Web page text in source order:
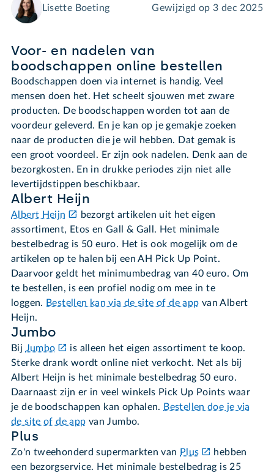
Lisette Boeting Gewijzigd op3 dec 2025
Voor- en nadelen van
boodschappen online bestellen
Boodschappen doen via internet is handig. Veel
mensen doen het. Het scheelt sjouwen met zware
producten. De boodschappen worden tot aan de
voordeur geleverd. En je kan op je gemakje zoeken
naar de producten die je wil hebben. Dat gemak is
een groot voordeel. Er zijn ook nadelen. Denk aan de
bezorgkosten. En in drukke periodes zijn niet alle
levertijdstippen beschikbaar.
Albert Heijn
Albert Heijn
bezorgt artikelen uit het eigen
assortiment, Etos en Gall & Gall. Het minimale
bestelbedrag is 50 euro. Het is ook mogelijk om de
artikelen op te halen bij een AH Pick Up Point.
Daarvoor geldt het minimumbedrag van 40 euro. Om
te bestellen, is een profiel nodig om mee in te
loggen. Bestellen kan via de site of de app van Albert
Heijn.
Jumbo
Bij Jumbo
is alleen het eigen assortiment te koop.
Sterke drank wordt online niet verkocht. Net als bij
Albert Heijn is het minimale bestelbedrag 50 euro.
Daarnaast zijn er in veel winkels Pick Up Points waar
je de boodschappen kan ophalen. Bestellen doe je via
de site of de app van Jumbo.
Plus
Zo'n tweehonderd supermarkten van Plus
hebben
een bezorgservice. Het minimale bestelbedrag is 25